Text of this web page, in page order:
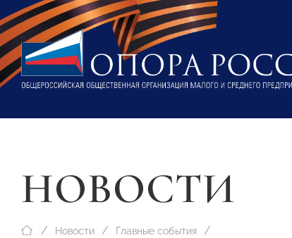
НОВОСТИ
Новости Главные события